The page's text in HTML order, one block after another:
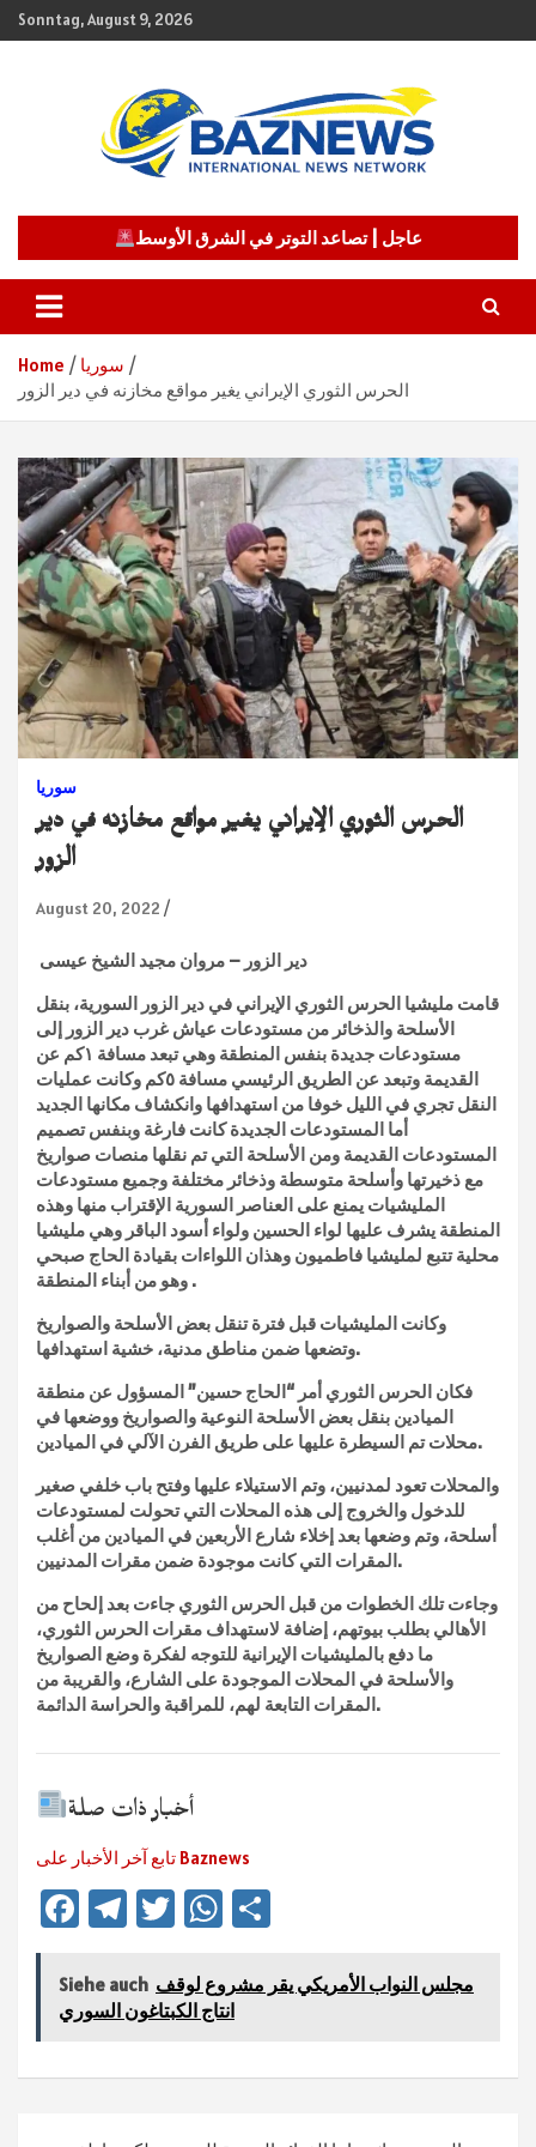
Skip
to
Sonntag, August 9, 2026
BAZNEWS
عاجل | تصاعد التوتر في الشرق الأوسط
Home
سوريا
الحرس الثوري الإيراني يغير مواقع مخازنه في دير الزور
سوريا
الحرس الثوري الإيراني يغير مواقع مخازنه في دير
الزور
August 20, 2022
دير الزور – مروان مجيد الشيخ عيسى
قامت مليشيا الحرس الثوري الإيراني في دير الزور السورية، بنقل
الأسلحة والذخائر من مستودعات عياش غرب دير الزور إلى
مستودعات جديدة بنفس المنطقة وهي تبعد مسافة ١كم عن
القديمة وتبعد عن الطريق الرئيسي مسافة ٥كم وكانت عمليات
النقل تجري في الليل خوفا من استهدافها وانكشاف مكانها الجديد
أما المستودعات الجديدة كانت فارغة وبنفس تصميم
المستودعات القديمة ومن الأسلحة التي تم نقلها منصات صواريخ
مع ذخيرتها وأسلحة متوسطة وذخائر مختلفة وجميع مستودعات
المليشيات يمنع على العناصر السورية الإقتراب منها وهذه
المنطقة يشرف عليها لواء الحسين ولواء أسود الباقر وهي مليشيا
محلية تتبع لمليشيا فاطميون وهذان اللواءات بقيادة الحاج صبحي
وهو من أبناء المنطقة .
وكانت المليشيات قبل فترة تنقل بعض الأسلحة والصواريخ
وتضعها ضمن مناطق مدنية، خشية استهدافها.
فكان الحرس الثوري أمر “الحاج حسين” المسؤول عن منطقة
الميادين بنقل بعض الأسلحة النوعية والصواريخ ووضعها في
محلات تم السيطرة عليها على طريق الفرن الآلي في الميادين.
والمحلات تعود لمدنيين، وتم الاستيلاء عليها وفتح باب خلفي صغير
للدخول والخروج إلى هذه المحلات التي تحولت لمستودعات
أسلحة، وتم وضعها بعد إخلاء شارع الأربعين في الميادين من أغلب
المقرات التي كانت موجودة ضمن مقرات المدنيين.
وجاءت تلك الخطوات من قبل الحرس الثوري جاءت بعد إلحاح من
الأهالي بطلب بيوتهم، إضافة لاستهداف مقرات الحرس الثوري،
ما دفع بالمليشيات الإيرانية للتوجه لفكرة وضع الصواريخ
والأسلحة في المحلات الموجودة على الشارع، والقريبة من
المقرات التابعة لهم، للمراقبة والحراسة الدائمة.
أخبار ذات صلة
تابع آخر الأخبار على Baznews
Fa
b
o
Te
gr
a
T
tt
er
W
at
sA
n
Siehe auch مجلس النواب الأمريكي يقر مشروع لوقف
انتاج الكبتاغون السوري